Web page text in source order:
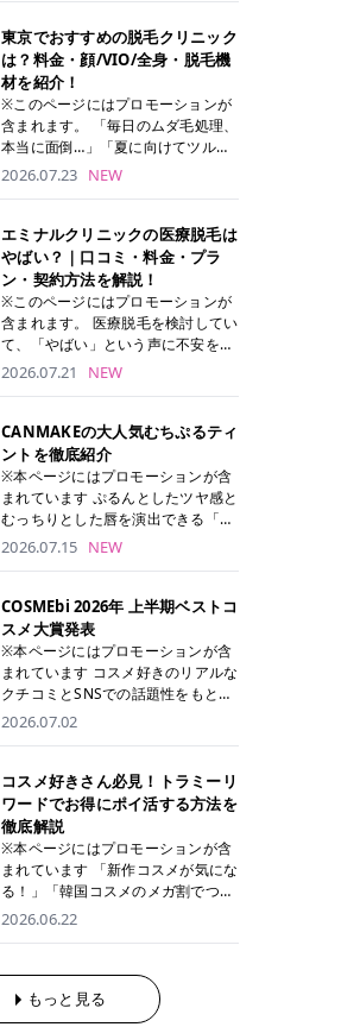
トナーパッドは洗顔後に肌をやさし
く拭き取ることで、古い角質や余分
な皮脂汚れをオフしながら、うるお
いを与えられるのが特徴✨ さらに、
気になる部分には数分のせて部分用
パックとしても使用できるため、1
両方を叶えられます。 韓国コスメブ
ランドを中心に人気を集めていまし
たが、現在では日本でも定番のスキ
ンケアアイテムとして幅広い世代に
愛用されています。 トナーパッドの
特徴 トナーパッドと拭き取り化粧水
の違い 「トナーパッド」と「拭き取
り化粧水」はどちらも洗顔後に使用
するスキンケアアイテムですが、使
い方や特徴に違いがあります。 トナ
ーパッドは、化粧水があらかじめパ
ッドに含まれているため、コットン
を用意する手間がなく、忙しい朝で
もサッと使えるのが魅力です。 ま
た、保湿成分を豊富に配合した商品
が多く、拭き取り後にそのまま部分
用パックとして使えるトナーパッド
も増えています。 一方、拭き取り化
粧水は液体タイプのため、コットン
整しやすく、お気に入りの化粧水を
使いたい方やコストを抑えて続けた
い方にもおすすめです。 トナーパッ
ドのメリット トナーパッドは、角質
ケア・保湿ケア・部分用パックまで
1枚で行える便利なスキンケアアイ
テムです。 ここでは、トナーパッド
す。 古い角質や皮脂汚れをやさしく
オフ トナーパッドを使用すること
で、洗顔だけでは落としきれない古
い角質や余分な皮脂汚れをやさしく
拭き取り、なめらかな肌へ整えま
す。 保湿ケアまで1枚でできる 保湿
成分を配合したトナーパッドなら、
ケアにもぴったりです。 部分パック
としても使える 多くのトナーパッド
は、乾燥が気になる頬や額、小鼻な
東京でおすすめの脱毛クリニック
は？料金・顔/VIO/全身・脱毛機
材を紹介！
※このページにはプロモーションが
含まれます。 「毎日のムダ毛処理、
本当に面倒…」「夏に向けてツルツ
ル肌になりたい！」 そう思って東京
べばいいの？と迷ってしまいますよ
ね。 この記事では、医療脱毛の基本
から、東京で特に通いやすいフレイ
アクリニック・レジーナクリニッ
ク・エミナルクリニック・リゼクリ
ニックの4院について、分かりやす
リニックを見つけて、面倒な自己処
理から卒業しちゃいましょう♪ クリ
ニック 全身＋VIO 全身＋VIO＋顔 特
徴 脱毛器 詳細 フレイアクリニック
52,800円(税込)/5回 94,600円(税
込)/5回 肌への負担に配慮しなが
ら、コストパフォーマンスも重視し
たい方に！ メディオスターモノリス
メディオスターNeXT PRO 公式サイ
ト> レジーナクリニック 52,800円
(税込)/5回 99,000円(税込)/5回 ジェ
ントルシリーズを選べるため、脱毛
機にこだわりたい方におすすめ！ ジ
ェントルマックスプロ ジェントルマ
ックスプロプラス ジェントルレーズ
プロ ソプラノチタニウム 公式サイ
ト> エミナルクリニック 49,500円
(税込)/6回 93,500円(税込)/6回 エミ
定！月々払いも安くて通いやすい ク
リスタルプロ 公式サイト> リゼクリ
ニック 109,800円(税込)/5回 144,80
0円(税込)/5回 毛質に合わせて脱毛
機を選択可能！有効期限も5年と長
くマイペースに通いやすい ラシャ
メディオスターNeXT PRO ジェント
ルYAGプロ 公式サイト> ｜そもそも
うの？ 脱毛を考えたときに、まず悩
むのが「医療脱毛とエステ脱毛、ど
2026.07.23 NEW
エミナルクリニックの医療脱毛は
やばい？｜口コミ・料金・プラ
ン・契約方法を解説！
※このページにはプロモーションが
含まれます。 医療脱毛を検討してい
て、「やばい」という声に不安を抱
える方も多いのではないでしょう
体系をはじめ、学生や友人同士でお
得になる割引キャンペーン、無料カ
ウンセリングから施術までの具体的
なステップを分かりやすく解説しま
す。 これから手軽に全身医療脱毛を
後までチェックして、ご自身にぴっ
ください！ クリニック 全身＋VIO
全身＋VIO＋顔 特徴 脱毛器 詳細 フ
レイアクリニック 52,800円(税込)/5
回 94,600円(税込)/5回 肌への負担
に配慮しながら、コストパフォーマ
ンスも重視したい方に！ メディオス
ターモノリス メディオスターNeXT
PRO 公式サイト> レジーナクリニッ
ク 52,800円(税込)/5回 99,000円(税
込)/5回 ジェントルシリーズを選べ
るため、脱毛機にこだわりたい方に
おすすめ！ ジェントルマックスプロ
ジェントルマックスプロプラス ジェ
ントルレーズプロ ソプラノチタニウ
ム 公式サイト> エミナルクリニック
49,500円(税込)/6回 93,500円(税
込)/6回 エミナルクリニックの始め
通いやすい クリスタルプロ 公式サ
イト> リゼクリニック 109,800円(税
2026.07.21 NEW
CANMAKEの大人気むちぷるティ
ントを徹底紹介
※本ページにはプロモーションが含
まれています ぷるんとしたツヤ感と
むっちりとした唇を演出できる「C
ANMAKE（キャンメイク）むちぷる
湿ケアも叶えられることから、SNS
でも話題の人気リップです。 「自分
にはどのカラーが似合う？」「イエ
ベ・ブルベ別のおすすめは？」と気
になっている方も多いのではないで
とともにご紹介！それぞれの色味や
なメイクに合うのかまで詳しく解説
します✨ ※メイクアップ効果による
CANMAKE むちぷるティントとは？
CANMAKE むちぷるティントは、テ
ィント・プランパー・保湿ケアを1
本で叶えるリップです。 するすると
塗れるなめらかなテクスチャーで、
縦ジワをカバーしながら、むっちり
としたツヤのある唇を演出します。
るため、乾燥しにくくデイリー使い
にもぴったり！ アイテム詳細を見る
2026.07.15 NEW
COSMEbi 2026年 上半期ベストコ
スメ大賞発表
※本ページにはプロモーションが含
まれています コスメ好きのリアルな
クチコミとSNSでの話題性をもとに
選出された、COSMEbi 2026年上半
た名品たちを、カテゴリ別にご紹介
します。 本記事では、2025年11月
～2026年4月までの半年間におい
て、COSMEbi内でのクチコミとSN
Sでの話題性を元に選出されたコス
メやスキンケアなどの化粧品を「総
国コスメ」に分けて1位～3位までを
ランキング形式で発表！ 2026年上
半期 総合大賞 AMUSE（アミュー
ズ）「 ジェルフィットグロス」 👑
「ジェルフィットグロス」の特徴 唇
2026.07.02
コスメ好きさん必見！トラミーリ
ワードでお得にポイ活する方法を
徹底解説
※本ページにはプロモーションが含
まれています 「新作コスメが気にな
る！」「韓国コスメのメガ割でつい
買いすぎてしまう……」 そんな美容
を少し工夫するだけでポイントを貯
められるため、コスメやスキンケア
にかかる費用を少しでも抑えたい方
2026.06.22
もっと見る